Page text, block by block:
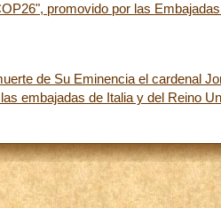
promovido por las
de Su Eminencia el cardenal
embajadas de Italia y del Reino